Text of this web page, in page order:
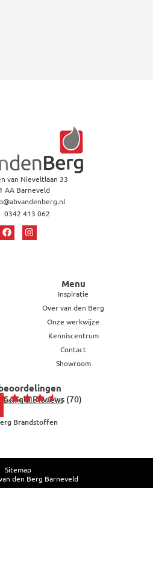
van Nieveltlaan 33
AA Barneveld
0342 413 062
Menu
Inspiratie
Over van den Berg
Onze werkwijze
Kenniscentrum
Contact
Showroom
Google Reviews (70)
Bekijk alle reviews
Brandstoffen
den Berg Barneveld
Sitemap